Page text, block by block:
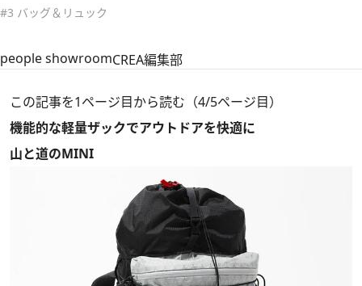
#3 バッグ＆リュック
people showroomCREA編集部
この記事を1ページ目から読む（4/5ページ目）
機能的な軽量ザックでアウトドアを快適に
山と道のMINI